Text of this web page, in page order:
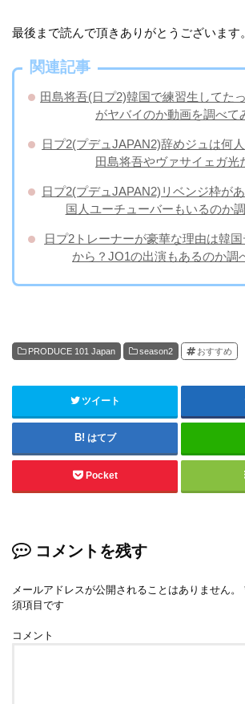
最後まで読んで頂きありがとうございます。
関連記事
田島将吾(日プ2)韓国で練習生してた
がヤバイのか動画を調べて
日プ2(プデュJAPAN2)辞めジュは何
田島将吾やヴァサイェガ光
日プ2(プデュJAPAN2)リベンジ枠が
国人ユーチューバーもいるのか
日プ2トレーナーが豪華な理由は韓
から？JO1の出演もあるのか調
PRODUCE 101 Japan season2 おすすめ
ツイート
はてブ
Pocket
コメントを残す
メールアドレスが公開されることはありません。
須項目です
コメント